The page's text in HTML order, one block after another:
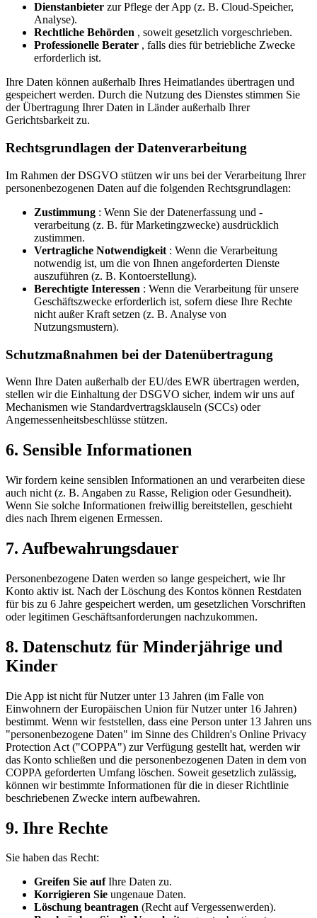
Dienstanbieter zur Pflege der App (z. B. Cloud-Speicher,
Analyse).
Rechtliche Behörden , soweit gesetzlich vorgeschrieben.
Professionelle Berater , falls dies für betriebliche Zwecke
erforderlich ist.
Ihre Daten können außerhalb Ihres Heimatlandes übertragen und
gespeichert werden. Durch die Nutzung des Dienstes stimmen Sie
der Übertragung Ihrer Daten in Länder außerhalb Ihrer
Gerichtsbarkeit zu.
Rechtsgrundlagen der Datenverarbeitung
Im Rahmen der DSGVO stützen wir uns bei der Verarbeitung Ihrer
personenbezogenen Daten auf die folgenden Rechtsgrundlagen:
Zustimmung : Wenn Sie der Datenerfassung und -
verarbeitung (z. B. für Marketingzwecke) ausdrücklich
zustimmen.
Vertragliche Notwendigkeit : Wenn die Verarbeitung
notwendig ist, um die von Ihnen angeforderten Dienste
auszuführen (z. B. Kontoerstellung).
Berechtigte Interessen : Wenn die Verarbeitung für unsere
Geschäftszwecke erforderlich ist, sofern diese Ihre Rechte
nicht außer Kraft setzen (z. B. Analyse von
Nutzungsmustern).
Schutzmaßnahmen bei der Datenübertragung
Wenn Ihre Daten außerhalb der EU/des EWR übertragen werden,
stellen wir die Einhaltung der DSGVO sicher, indem wir uns auf
Mechanismen wie Standardvertragsklauseln (SCCs) oder
Angemessenheitsbeschlüsse stützen.
6. Sensible Informationen
Wir fordern keine sensiblen Informationen an und verarbeiten diese
auch nicht (z. B. Angaben zu Rasse, Religion oder Gesundheit).
Wenn Sie solche Informationen freiwillig bereitstellen, geschieht
dies nach Ihrem eigenen Ermessen.
7. Aufbewahrungsdauer
Personenbezogene Daten werden so lange gespeichert, wie Ihr
Konto aktiv ist. Nach der Löschung des Kontos können Restdaten
für bis zu 6 Jahre gespeichert werden, um gesetzlichen Vorschriften
oder legitimen Geschäftsanforderungen nachzukommen.
8. Datenschutz für Minderjährige und
Kinder
Die App ist nicht für Nutzer unter 13 Jahren (im Falle von
Einwohnern der Europäischen Union für Nutzer unter 16 Jahren)
bestimmt. Wenn wir feststellen, dass eine Person unter 13 Jahren uns
"personenbezogene Daten" im Sinne des Children's Online Privacy
Protection Act ("COPPA") zur Verfügung gestellt hat, werden wir
das Konto schließen und die personenbezogenen Daten in dem von
COPPA geforderten Umfang löschen. Soweit gesetzlich zulässig,
können wir bestimmte Informationen für die in dieser Richtlinie
beschriebenen Zwecke intern aufbewahren.
9. Ihre Rechte
Sie haben das Recht:
Greifen Sie aufIhre Daten zu.
Korrigieren Sie ungenaue Daten.
Löschung beantragen (Recht auf Vergessenwerden).